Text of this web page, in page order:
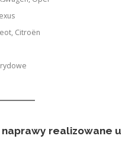
Citroën
realizowane u